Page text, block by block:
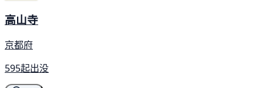
高山寺
京都府
595起出没